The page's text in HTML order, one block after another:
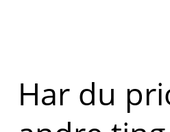
Har du